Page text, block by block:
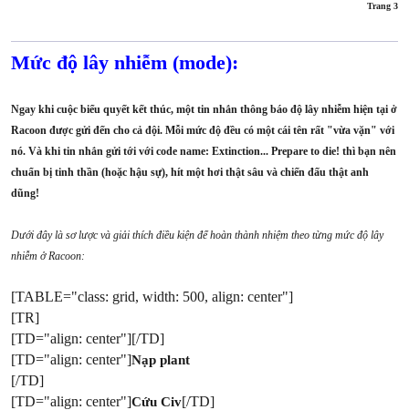
Trang 3​
Mức độ lây nhiễm (mode):
Ngay khi cuộc biểu quyết kết thúc, một tin nhắn thông báo độ lây nhiễm hiện tại ở
Racoon được gửi đến cho cả đội. Mỗi mức độ đều có một cái tên rất "vừa vặn" với
nó. Và khi tin nhắn gửi tới với code name: Extinction... Prepare to die! thì bạn nên
chuẩn bị tinh thần (hoặc hậu sự), hít một hơi thật sâu và chiến đấu thật anh
dũng!
Dưới đây là sơ lược và giải thích điều kiện để hoàn thành nhiệm theo từng mức độ lây
nhiễm ở Racoon:
[TABLE="class: grid, width: 500, align: center"]
[TR]
[TD="align: center"][/TD]
[TD="align: center"]Nạp plant
[/TD]
[TD="align: center"]Cứu Civ[/TD]